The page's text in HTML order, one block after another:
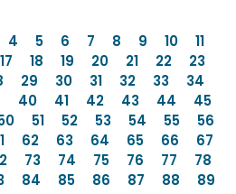
4 5 6 7 8 9 10
11
17 18 19 20 21 22
23
29 30 31 32 33
34
40 41 42 43 44
45
51 52 53 54 55
56
62 63 64 65 66
67
73 74 75 76 77
78
84 85 86 87 88
89